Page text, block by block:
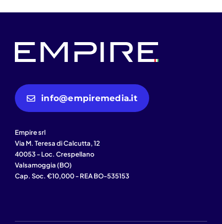
info@empiremedia.it
Empire srl
Via M. Teresa di Calcutta, 12
40053 - Loc. Crespellano
Valsamoggia (BO)
Cap. Soc. €10,000 - REA BO-535153